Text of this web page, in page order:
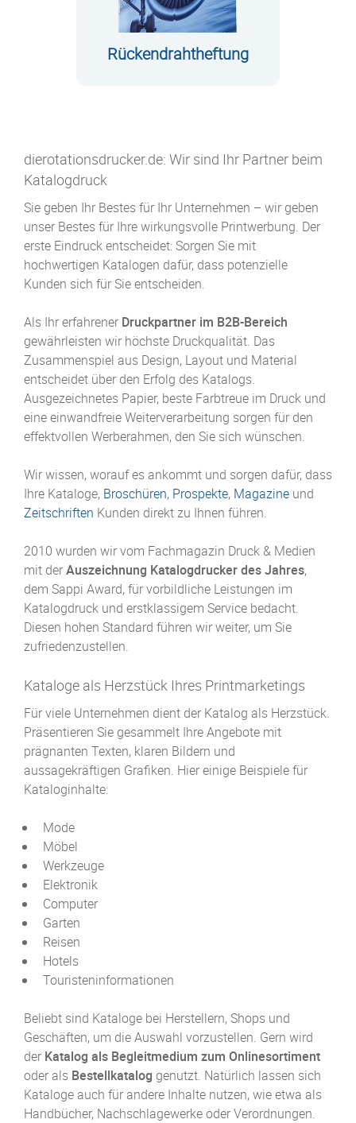
Rückendrahtheftung
dierotationsdrucker.de: Wir sind Ihr Partner beim
Katalogdruck
Sie geben Ihr Bestes für Ihr Unternehmen – wir geben
unser Bestes für Ihre wirkungsvolle Printwerbung. Der
erste Eindruck entscheidet: Sorgen Sie mit
hochwertigen Katalogen dafür, dass potenzielle
Kunden sich für Sie entscheiden.
Als Ihr erfahrener Druckpartner im B2B-Bereich
gewährleisten wir höchste Druckqualität. Das
Zusammenspiel aus Design, Layout und Material
entscheidet über den Erfolg des Katalogs.
Ausgezeichnetes Papier, beste Farbtreue im Druck und
eine einwandfreie Weiterverarbeitung sorgen für den
effektvollen Werberahmen, den Sie sich wünschen.
Wir wissen, worauf es ankommt und sorgen dafür, dass
Ihre Kataloge, Broschüren, Prospekte, Magazine und
Zeitschriften Kunden direkt zu Ihnen führen.
2010 wurden wir vom Fachmagazin Druck & Medien
mit derAuszeichnung Katalogdrucker des Jahres,
dem Sappi Award, für vorbildliche Leistungen im
Katalogdruck und erstklassigem Service bedacht.
Diesen hohen Standard führen wir weiter, um Sie
zufriedenzustellen.
Kataloge als Herzstück Ihres Printmarketings
Für viele Unternehmen dient der Katalog als Herzstück.
Präsentieren Sie gesammelt Ihre Angebote mit
prägnanten Texten, klaren Bildern und
aussagekräftigen Grafiken. Hier einige Beispiele für
Kataloginhalte:
Mode
Möbel
Werkzeuge
Elektronik
Computer
Garten
Reisen
Hotels
Touristeninformationen
Beliebt sind Kataloge bei Herstellern, Shops und
Geschäften, um die Auswahl vorzustellen. Gern wird
der Katalog als Begleitmedium zum Onlinesortiment
oder als Bestellkatalog genutzt. Natürlich lassen sich
Kataloge auch für andere Inhalte nutzen, wie etwa als
Handbücher, Nachschlagewerke oder Verordnungen.